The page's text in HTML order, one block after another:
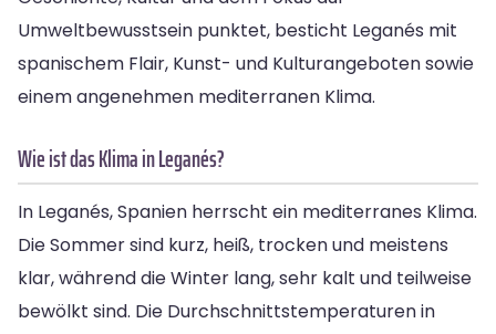
Umweltbewusstsein punktet, besticht Leganés mit
spanischem Flair, Kunst- und Kulturangeboten sowie
einem angenehmen mediterranen Klima.
Wie ist das Klima in Leganés?
In Leganés, Spanien herrscht ein mediterranes Klima.
Die Sommer sind kurz, heiß, trocken und meistens
klar, während die Winter lang, sehr kalt und teilweise
bewölkt sind. Die Durchschnittstemperaturen in